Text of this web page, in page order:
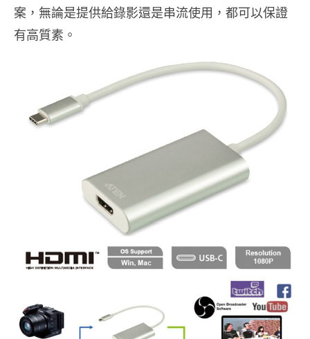
案，無論是提供給錄影還是串流使用，都可以保證
有高質素。